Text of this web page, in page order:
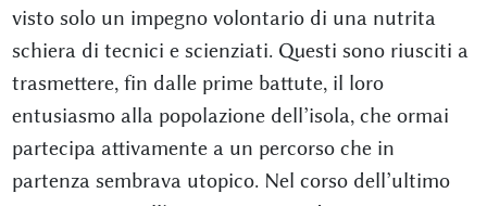
visto solo un impegno volontario di una nutrita
schiera di tecnici e scienziati. Questi sono riusciti a
trasmettere, fin dalle prime battute, il loro
entusiasmo alla popolazione dell’isola, che ormai
partecipa attivamente a un percorso che in
partenza sembrava utopico. Nel corso dell’ultimo